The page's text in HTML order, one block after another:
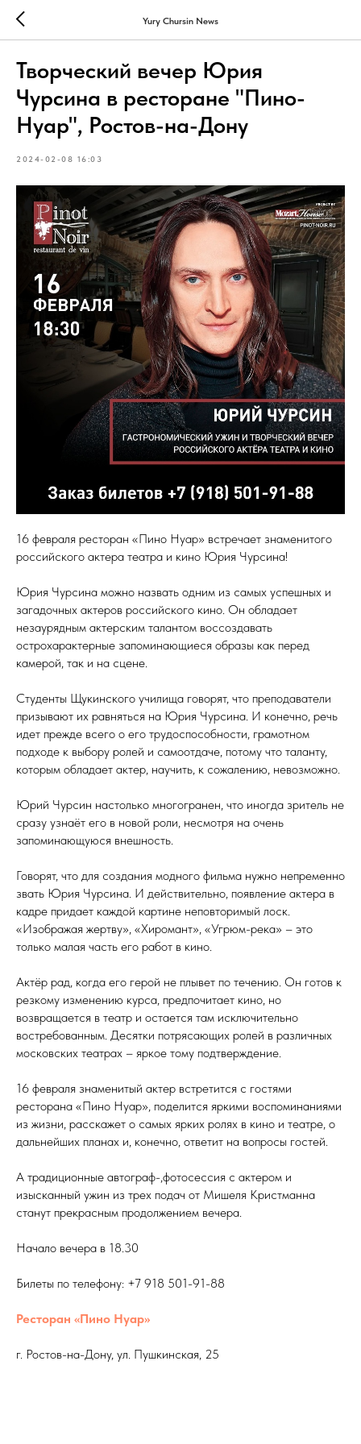
Yury Chursin News
Творческий вечер Юрия
Чурсина в ресторане "Пино-
Нуар", Ростов-на-Дону
2024-02-08 16:03
16 февраля ресторан «Пино Нуар» встречает знаменитого
российского актера театра и кино Юрия Чурсина!
Юрия Чурсина можно назвать одним из самых успешных и
загадочных актеров российского кино. Он обладает
незаурядным актерским талантом воссоздавать
острохарактерные запоминающиеся образы как перед
камерой, так и на сцене.
Студенты Щукинского училища говорят, что преподаватели
призывают их равняться на Юрия Чурсина. И конечно, речь
идет прежде всего о его трудоспособности, грамотном
подходе к выбору ролей и самоотдаче, потому что таланту,
которым обладает актер, научить, к сожалению, невозможно.
Юрий Чурсин настолько многогранен, что иногда зритель не
сразу узнаёт его в новой роли, несмотря на очень
запоминающуюся внешность.
Говорят, что для создания модного фильма нужно непременно
звать Юрия Чурсина. И действительно, появление актера в
кадре придает каждой картине неповторимый лоск.
«Изображая жертву», «Хиромант», «Угрюм-река» – это
только малая часть его работ в кино.
Актёр рад, когда его герой не плывет по течению. Он готов к
резкому изменению курса, предпочитает кино, но
возвращается в театр и остается там исключительно
востребованным. Десятки потрясающих ролей в различных
московских театрах – яркое тому подтверждение.
16 февраля знаменитый актер встретится с гостями
ресторана «Пино Нуар», поделится яркими воспоминаниями
из жизни, расскажет о самых ярких ролях в кино и театре, о
дальнейших планах и, конечно, ответит на вопросы гостей.
А традиционные автограф-,фотосессия с актером и
изысканный ужин из трех подач от Мишеля Кристманна
станут прекрасным продолжением вечера.
Начало вечера в 18.30
Билеты по телефону: +7 918 501-91-88
Ресторан «Пино Нуар»
г. Ростов-на-Дону, ул. Пушкинская, 25